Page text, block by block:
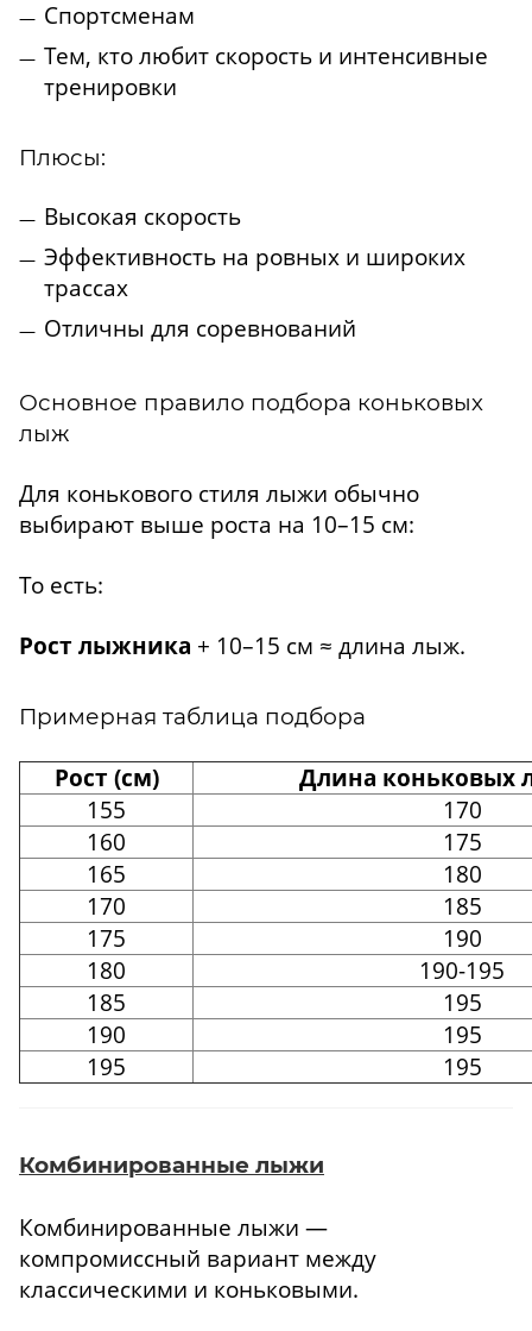
Спортсменам
Тем, кто любит скорость и интенсивные
тренировки
Плюсы:
Высокая скорость
Эффективность на ровных и широких
трассах
Отличны для соревнований
Основное правило подбора коньковых
лыж
Для конькового стиля лыжи обычно
выбирают выше роста на 10–15 см:
То есть:
Рост лыжника + 10–15 см ≈ длина лыж.
Примерная таблица подбора
Рост (см)
Длина коньковых
155
170
160
175
165
180
170
185
175
190
180
190-195
185
195
190
195
195
195
Комбинированные лыжи
Комбинированные лыжи —
компромиссный вариант между
классическими и коньковыми.